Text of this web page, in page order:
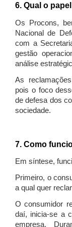
6. Qual o
Os Procons,
Nacional de
com a
gestão
análise
As
pois o foco
de defesa dos
sociedade.
7. Como
Em síntese,
Primeiro, o
a qual quer
O consumidor
daí, inicia-se a
empresa.